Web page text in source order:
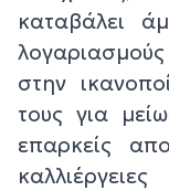
καταβάλει
στην
τους για
επαρκείς